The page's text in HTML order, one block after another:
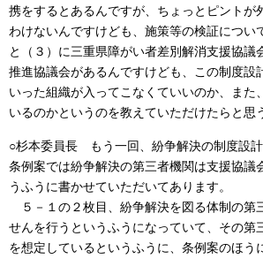
携をするとあるんですが、ちょっとピントが
わけないんですけども、施策等の検証につい
と（３）に三重県障がい者差別解消支援協議
推進協議会があるんですけども、この制度設
いった組織が入ってこなくていいのか、また
いるのかというのを教えていただけたらと思
○杉本委員長 もう一回、紛争解決の制度設計
条例案では紛争解決の第三者機関は支援協議
うふうに書かせていただいてあります。
５－１の２枚目、紛争解決を図る体制の第
せんを行うというふうになっていて、その第
を想定しているというふうに、条例案のほう